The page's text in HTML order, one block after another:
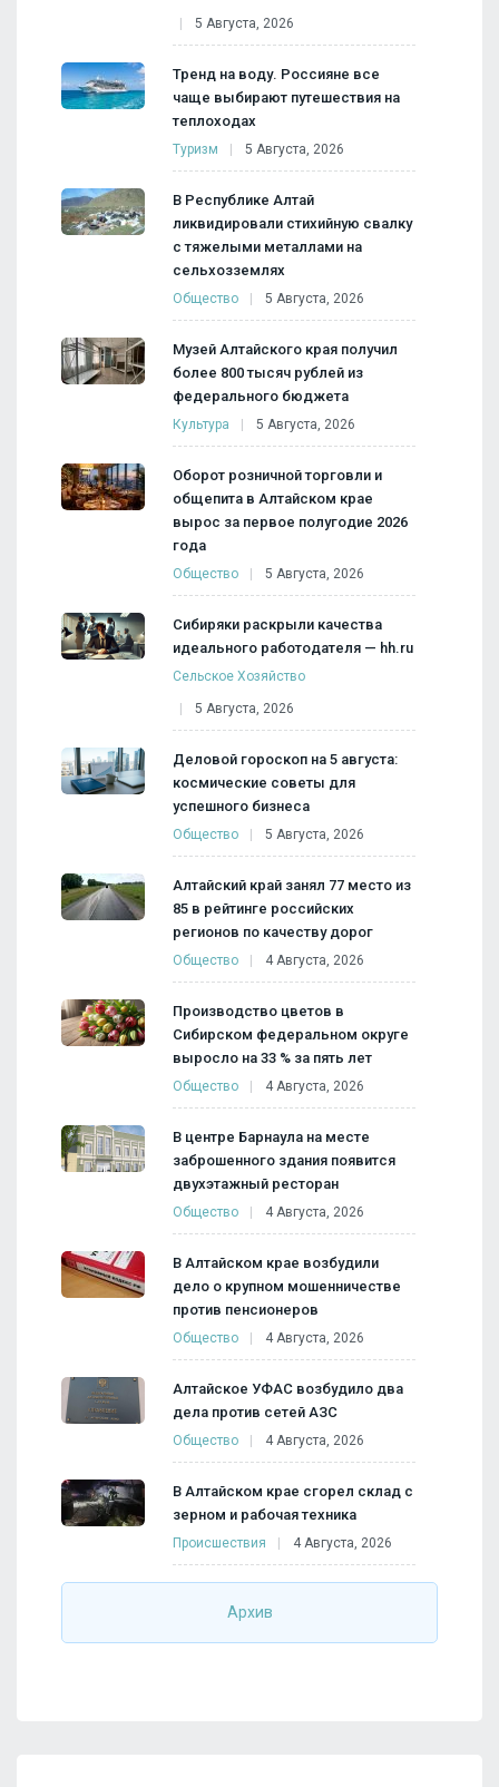
5 Августа, 2026
Тренд на воду. Россияне все
чаще выбирают путешествия на
теплоходах
Туризм 5 Августа, 2026
В Республике Алтай
ликвидировали стихийную свалку
с тяжелыми металлами на
сельхозземлях
Общество 5 Августа, 2026
Музей Алтайского края получил
более 800 тысяч рублей из
федерального бюджета
Культура 5 Августа, 2026
Оборот розничной торговли и
общепита в Алтайском крае
вырос за первое полугодие 2026
года
Общество 5 Августа, 2026
Сибиряки раскрыли качества
идеального работодателя — hh.ru
Сельское Хозяйство
5 Августа, 2026
Деловой гороскоп на 5 августа:
космические советы для
успешного бизнеса
Общество 5 Августа, 2026
Алтайский край занял 77 место из
85 в рейтинге российских
регионов по качеству дорог
Общество 4 Августа, 2026
Производство цветов в
Сибирском федеральном округе
выросло на 33 % за пять лет
Общество 4 Августа, 2026
В центре Барнаула на месте
заброшенного здания появится
двухэтажный ресторан
Общество 4 Августа, 2026
В Алтайском крае возбудили
дело о крупном мошенничестве
против пенсионеров
Общество 4 Августа, 2026
Алтайское УФАС возбудило два
дела против сетей АЗС
Общество 4 Августа, 2026
В Алтайском крае сгорел склад с
зерном и рабочая техника
Происшествия 4 Августа, 2026
Архив